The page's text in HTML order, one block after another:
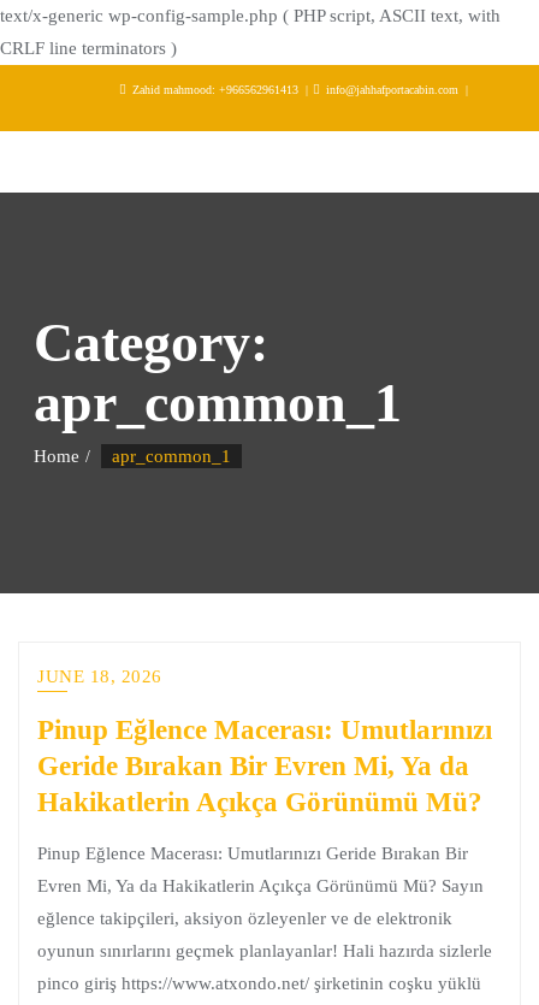
text/x-generic wp-config-sample.php ( PHP script, ASCII text, with
CRLF line terminators )
Zahid mahmood: +966562961413 info@jahhafportacabin.com
Category:
apr_common_1
Home apr_common_1
JUNE 18, 2026
Pinup Eğlence Macerası: Umutlarınızı
Geride Bırakan Bir Evren Mi, Ya da
Hakikatlerin Açıkça Görünümü Mü?
Pinup Eğlence Macerası: Umutlarınızı Geride Bırakan Bir
Evren Mi, Ya da Hakikatlerin Açıkça Görünümü Mü? Sayın
eğlence takipçileri, aksiyon özleyenler ve de elektronik
oyunun sınırlarını geçmek planlayanlar! Hali hazırda sizlerle
pinco giriş https://www.atxondo.net/ şirketinin coşku yüklü